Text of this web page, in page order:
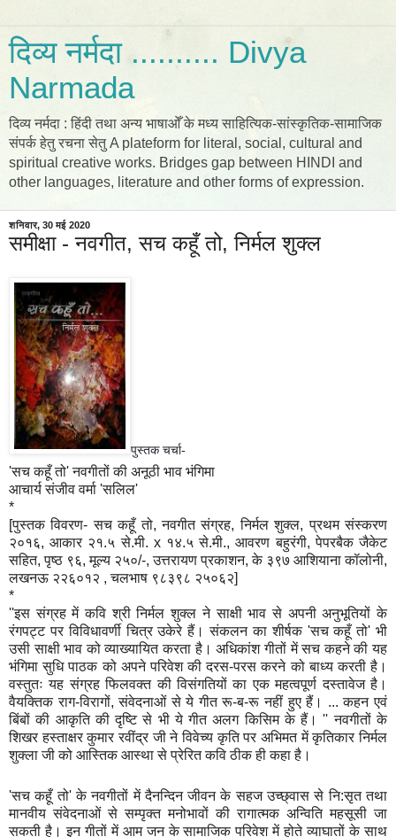
दिव्य नर्मदा .......... Divya
Narmada
दिव्य नर्मदा : हिंदी तथा अन्य भाषाओँ के मध्य साहित्यिक-सांस्कृतिक-सामाजिक
संपर्क हेतु रचना सेतु A plateform for literal, social, cultural and
spiritual creative works. Bridges gap between HINDI and
other languages, literature and other forms of expression.
शनिवार, 30 मई 2020
समीक्षा - नवगीत, सच कहूँ तो, निर्मल शुक्ल
पुस्तक चर्चा-
'सच कहूँ तो' नवगीतों की अनूठी भाव भंगिमा
आचार्य संजीव वर्मा 'सलिल'
*
[पुस्तक विवरण- सच कहूँ तो, नवगीत संग्रह, निर्मल शुक्ल, प्रथम संस्करण
२०१६, आकार २१.५ से.मी. x १४.५ से.मी., आवरण बहुरंगी, पेपरबैक जैकेट
सहित, पृष्ठ ९६, मूल्य २५०/-, उत्तरायण प्रकाशन, के ३९७ आशियाना कॉलोनी,
लखनऊ २२६०१२ , चलभाष ९८३९८ २५०६२]
*
''इस संग्रह में कवि श्री निर्मल शुक्ल ने साक्षी भाव से अपनी अनुभूतियों के
रंगपट्ट पर विविधावर्णी चित्र उकेरे हैं। संकलन का शीर्षक 'सच कहूँ तो' भी
उसी साक्षी भाव को व्याख्यायित करता है। अधिकांश गीतों में सच कहने की यह
भंगिमा सुधि पाठक को अपने परिवेश की दरस-परस करने को बाध्य करती है।
वस्तुतः यह संग्रह फिलवक्त की विसंगतियों का एक महत्वपूर्ण दस्तावेज है।
वैयक्तिक राग-विरागों, संवेदनाओं से ये गीत रू-ब-रू नहीं हुए हैं। ... कहन एवं
बिंबों की आकृति की दृष्टि से भी ये गीत अलग किसिम के हैं। '' नवगीतों के
शिखर हस्ताक्षर कुमार रवींद्र जी ने विवेच्य कृति पर अभिमत में कृतिकार निर्मल
शुक्ला जी को आस्तिक आस्था से प्रेरित कवि ठीक ही कहा है।
'सच कहूँ तो' के नवगीतों में दैनन्दिन जीवन के सहज उच्छ्वास से नि:सृत तथा
मानवीय संवेदनाओं से सम्पृक्त मनोभावों की रागात्मक अन्विति महसूसी जा
सकती है। इन गीतों में आम जन के सामाजिक परिवेश में होते व्याघातों के साथ